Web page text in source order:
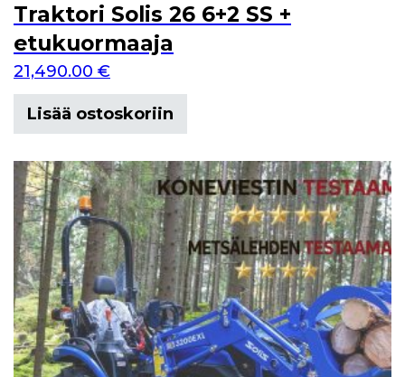
Traktori Solis 26 6+2 SS +
etukuormaaja
21,490.00 €
Lisää ostoskoriin